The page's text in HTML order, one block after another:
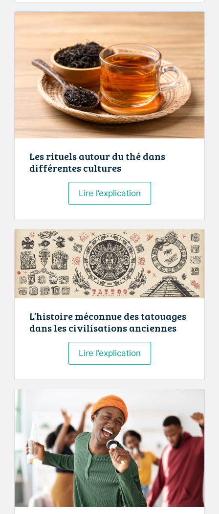
individuelle
notre
société
Les rituels autour du thé dans
différentes cultures
Lire l’explicationLes
rituels
du
thé
dans
différentes
cultures
L’histoire méconnue des tatouages
dans les civilisations anciennes
Lire l’explicationL’histoire
méconnue
tatouages
civilisations
anciennes